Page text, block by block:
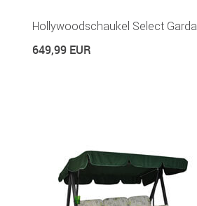
Hollywoodschaukel Select Garda
649,99 EUR